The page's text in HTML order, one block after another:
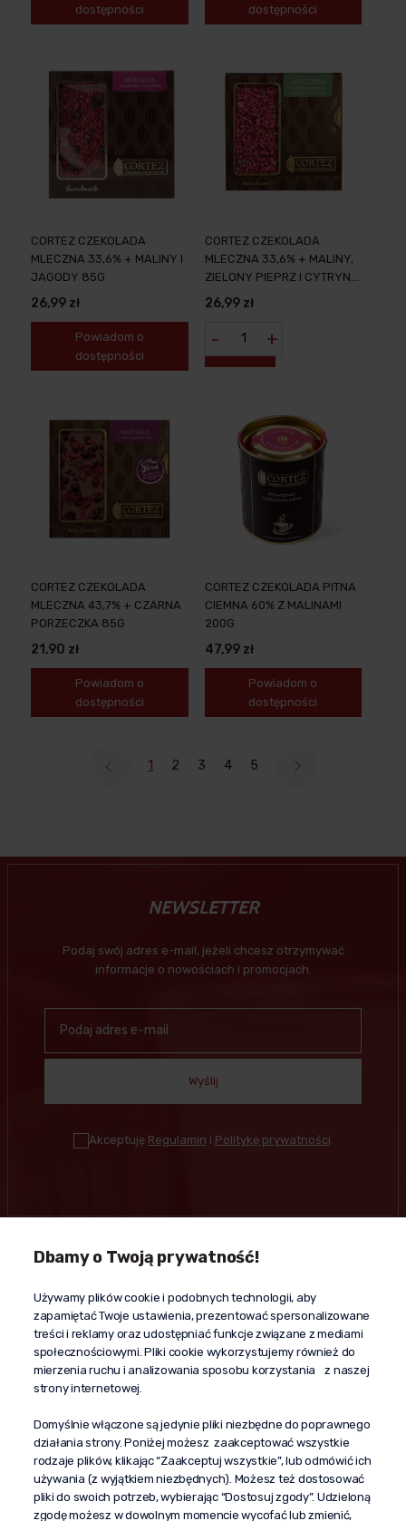
dostępności
dostępności
CORTEZ CZEKOLADA
MLECZNA 33,6% + MALINY I
JAGODY 85G
26,99 zł
Powiadom o
dostępności
CORTEZ CZEKOLADA
MLECZNA 33,6% + MALINY,
ZIELONY PIEPRZ I CYTRYNA
85G
26,99 zł
- +
CORTEZ CZEKOLADA
MLECZNA 43,7% + CZARNA
PORZECZKA 85G
21,90 zł
Powiadom o
dostępności
CORTEZ CZEKOLADA PITNA
CIEMNA 60% Z MALINAMI
200G
47,99 zł
Powiadom o
dostępności
1 2 3 4 5
NEWSLETTER
Podaj swój adres e-mail, jeżeli chcesz otrzymywać
informacje o nowościach i promocjach.
Wyślij
Akceptuję Regulamin i Politykę prywatności
Kontakt
+48 603 610 870
kontakt@propaganda24h.pl
“Propaganda"
al. Komisji Edukacji Narodowej 51/U5
02-797 Warszawa
Pomoc
Dostawa
Moje konto
O firmie
Dbamy o Twoją prywatność!
Używamy plików cookie i podobnych technologii, aby
zapamiętać Twoje ustawienia, prezentować spersonalizowane
treści i reklamy oraz udostępniać funkcje związane z mediami
społecznościowymi. Pliki cookie wykorzystujemy również do
mierzenia ruchu i analizowania sposobu korzystania z naszej
strony internetowej.
Domyślnie włączone są jedynie pliki niezbędne do poprawnego
działania strony. Poniżej możesz zaakceptować wszystkie
rodzaje plików, klikając “Zaakceptuj wszystkie”, lub odmówić ich
używania (z wyjątkiem niezbędnych). Możesz też dostosować
pliki do swoich potrzeb, wybierając “Dostosuj zgody”. Udzieloną
zgodę możesz w dowolnym momencie wycofać lub zmienić,